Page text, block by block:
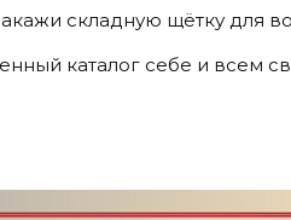
складную щётку для
каталог себе и всем